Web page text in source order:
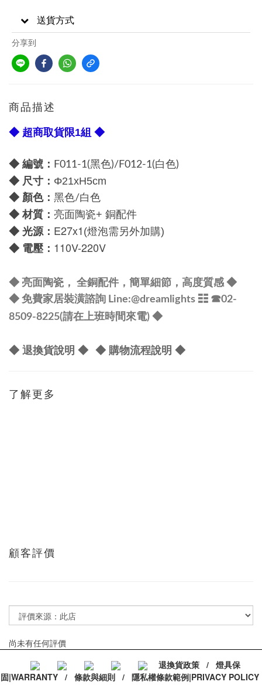
送貨方式
分享到
商品描述
◆ 超商取貨限1組 ◆
◆ 編號： F011-1(黑色)/F012-1(白色)
◆ 尺寸： Φ21xH5cm
◆ 顏色： 黑色/白色
◆ 材質： 亮面陶瓷+ 銅配件
◆ 光源： E27x1 (燈泡需另外加購)
◆ 電壓： 110V-220V
◆ 亮面陶瓷， 全銅配件，簡單細節，高度質感◆
◆ 免費家居裝潢諮詢 Line:@dreamlights ☷ ☎02-
8509-8225(請在上班時間來電) ◆
◆ 退換貨說明 ◆ ◆ 購物流程說明 ◆
了解更多
顧客評價
尚未有任何評價
退換貨政策 / 燈具保
固|WARRANTY / 條款與細則 / 隱私權條款範例|PRIVACY POLICY